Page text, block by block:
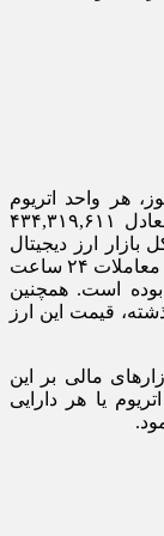
هر واحد اتریوم
(ETH) در این لحظه با قیمت ۳,۹۹۴.۸۷ $، معادل ۴۳۴,۳۱۹,۶۱۱
ارز دیجیتال
اتریوم، معادل $ ۴۸۲,۳۰۱,۸۶۴,۰۲۰ است. حجم معاملات ۲۴ ساعت
اخیر این ارز دیجیتال نیز $ ۳۸,۳۹۹,۳۱۴,۸۲۵ بوده است. همچنین
رمزارز در ۲۴ ساعت گذشته، قیمت این ارز
مالی بر این
یا هر دارایی